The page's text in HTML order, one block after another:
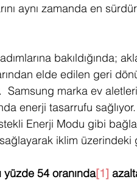
aynı zamanda en
bakıldığında;
elde edilen geri
Samsung marka ev
enerji tasarrufu
Enerji Modu gibi
iklim üzerindeki
yüzde 54 oranında[1]